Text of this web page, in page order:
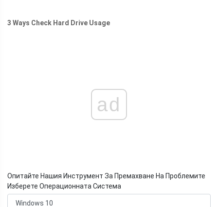
3 Ways Check Hard Drive Usage
ad
Опитайте Нашия Инструмент За Премахване На Проблемите
Изберете Операционната Система